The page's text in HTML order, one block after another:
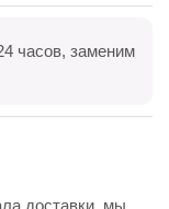
часов, заменим
доставки, мы